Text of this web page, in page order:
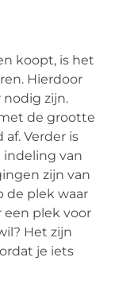
koopt, is het
Hierdoor
nodig zijn.
de grootte
Verder is
indeling van
zijn van
de plek waar
een plek voor
Het zijn
je iets